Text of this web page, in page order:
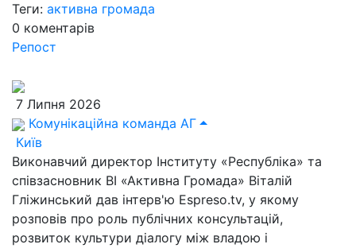
Теги: активна громада
0 коментарів
Репост
7 Липня 2026
Комунікаційна команда АГ
Київ
Виконавчий директор Інституту «Республіка» та
співзасновник ВІ «Активна Громада» Віталій
Гліжинський дав інтерв'ю Espreso.tv, у якому
розповів про роль публічних консультацій,
розвиток культури діалогу між владою і